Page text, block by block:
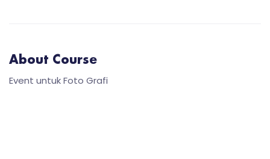
About Course
Event untuk Foto Grafi